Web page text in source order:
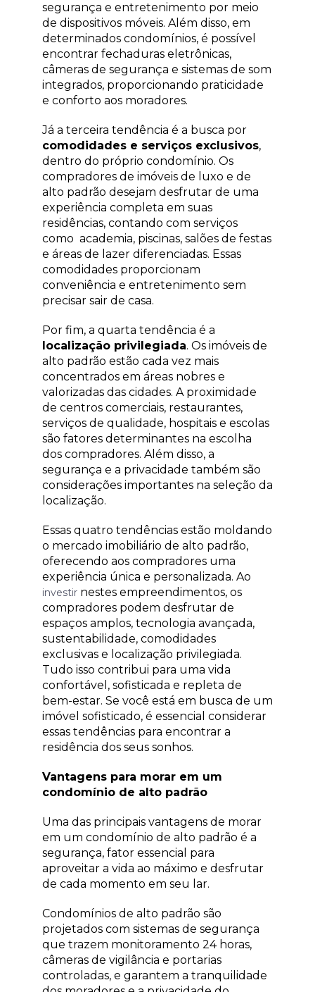
segurança e entretenimento por meio
de dispositivos móveis. Além disso, em
determinados condomínios, é possível
encontrar fechaduras eletrônicas,
câmeras de segurança e sistemas de som
integrados, proporcionando praticidade
e conforto aos moradores.
Já a terceira tendência é a busca por
comodidades e serviços exclusivos,
dentro do próprio condomínio. Os
compradores de imóveis de luxo e de
alto padrão desejam desfrutar de uma
experiência completa em suas
residências, contando com serviços
como academia, piscinas, salões de festas
e áreas de lazer diferenciadas. Essas
comodidades proporcionam
conveniência e entretenimento sem
precisar sair de casa.
Por fim, a quarta tendência é a
localização privilegiada. Os imóveis de
alto padrão estão cada vez mais
concentrados em áreas nobres e
valorizadas das cidades. A proximidade
de centros comerciais, restaurantes,
serviços de qualidade, hospitais e escolas
são fatores determinantes na escolha
dos compradores. Além disso, a
segurança e a privacidade também são
considerações importantes na seleção da
localização.
Essas quatro tendências estão moldando
o mercado imobiliário de alto padrão,
oferecendo aos compradores uma
experiência única e personalizada. Ao
investir nestes empreendimentos, os
compradores podem desfrutar de
espaços amplos, tecnologia avançada,
sustentabilidade, comodidades
exclusivas e localização privilegiada.
Tudo isso contribui para uma vida
confortável, sofisticada e repleta de
bem-estar. Se você está em busca de um
imóvel sofisticado, é essencial considerar
essas tendências para encontrar a
residência dos seus sonhos.
Vantagens para morar em um
condomínio de alto padrão
Uma das principais vantagens de morar
em um condomínio de alto padrão é a
segurança, fator essencial para
aproveitar a vida ao máximo e desfrutar
de cada momento em seu lar.
Condomínios de alto padrão são
projetados com sistemas de segurança
que trazem monitoramento 24 horas,
câmeras de vigilância e portarias
controladas, e garantem a tranquilidade